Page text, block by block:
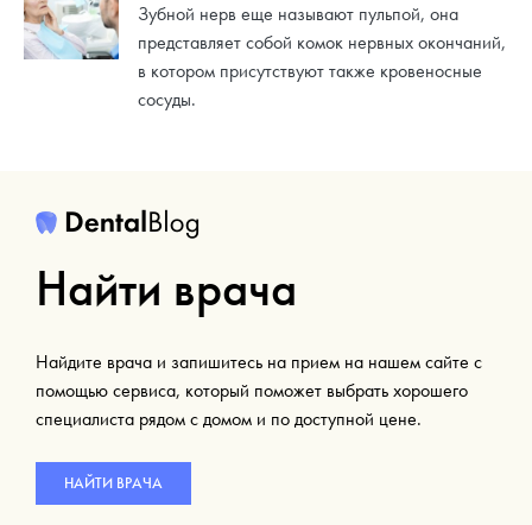
Зубной нерв еще называют пульпой, она
представляет собой комок нервных окончаний,
в котором присутствуют также кровеносные
сосуды.
Найти врача
Найдите врача и запишитесь на прием на нашем сайте с
помощью сервиса, который поможет выбрать хорошего
специалиста рядом с домом и по доступной цене.
НАЙТИ ВРАЧА